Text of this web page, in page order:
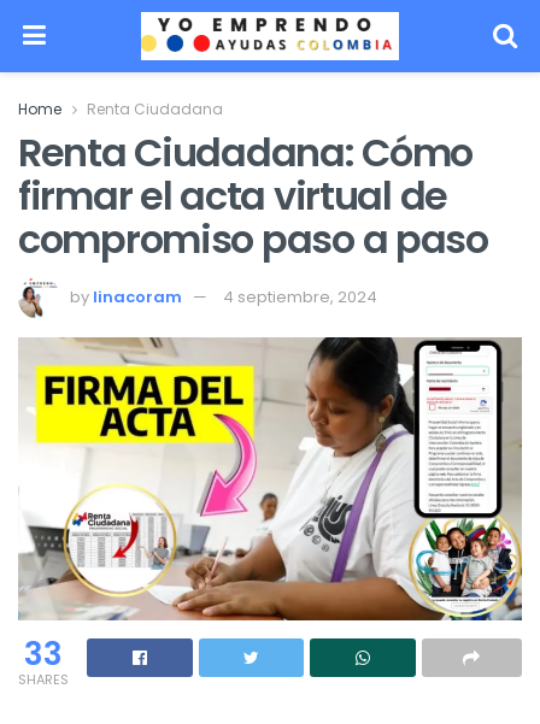
Home Renta Ciudadana
Renta Ciudadana: Cómo
firmar el acta virtual de
compromiso paso a paso
by linacoram 4 septiembre, 2024
33
SHARES